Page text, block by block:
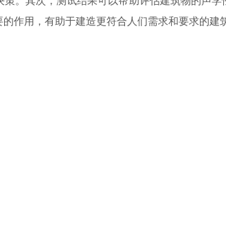
作用，有助于建造更符合人们需求和要求的建